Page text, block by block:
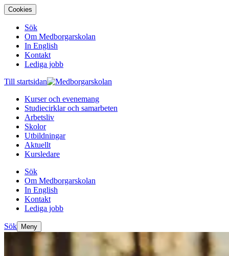
Cookies
Sök
Om Medborgarskolan
In English
Kontakt
Lediga jobb
Till startsidan
Kurser och evenemang
Studiecirklar och samarbeten
Arbetsliv
Skolor
Utbildningar
Aktuellt
Kursledare
Sök
Om Medborgarskolan
In English
Kontakt
Lediga jobb
Sök Meny